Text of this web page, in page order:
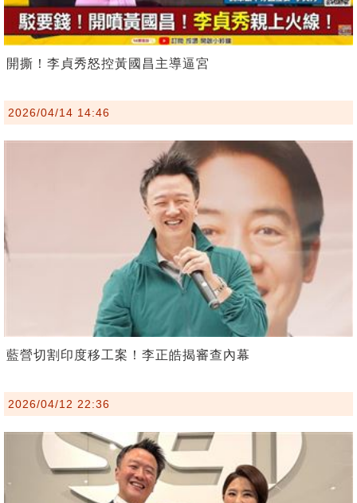
開撕！李貞秀怒控黃國昌主導逼宮
2026/04/14 14:46
藍營切割印度移工案！李正皓揭審查內幕
2026/04/12 22:36